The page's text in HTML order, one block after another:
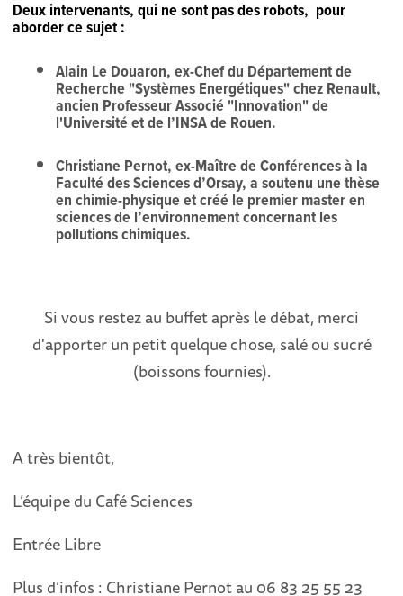
Deux intervenants, qui ne sont pas des robots, pour
aborder ce sujet :
Alain Le Douaron, ex-Chef du Département de
Recherche "Systèmes Energétiques" chez Renault,
ancien Professeur Associé "Innovation" de
l'Université et de l’INSA de Rouen.
Christiane Pernot, ex-Maître de Conférences à la
Faculté des Sciences d’Orsay, a soutenu une thèse
en chimie-physique et créé le premier master en
sciences de l’environnement concernant les
pollutions chimiques.
Si vous restez au buffet après le débat, merci
d'apporter un petit quelque chose, salé ou sucré
(boissons fournies).
A très bientôt,
L’équipe du Café Sciences
Entrée Libre
Plus d’infos : Christiane Pernot au 06 83 25 55 23